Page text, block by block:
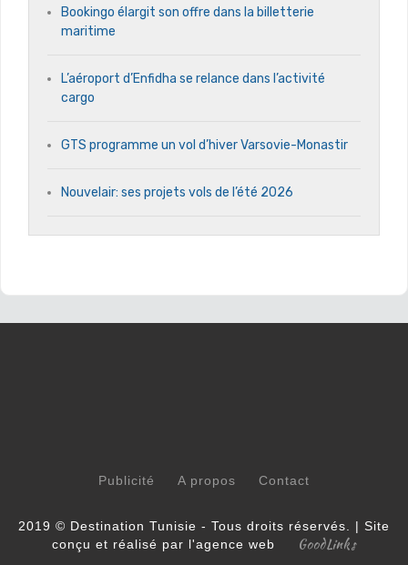
Bookingo élargit son offre dans la billetterie
maritime
L’aéroport d’Enfidha se relance dans l’activité
cargo
GTS programme un vol d’hiver Varsovie-Monastir
Nouvelair: ses projets vols de l’été 2026
Publicité A propos Contact
2019 © Destination Tunisie - Tous droits réservés. | Site
conçu et réalisé par l'agence web
GoodLinks